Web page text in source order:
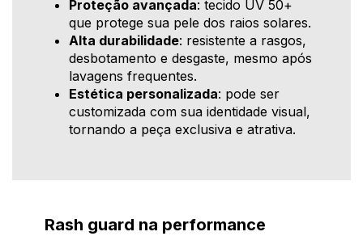
Proteção avançada: tecido UV 50+
que protege sua pele dos raios solares.
Alta durabilidade: resistente a rasgos,
desbotamento e desgaste, mesmo após
lavagens frequentes.
Estética personalizada: pode ser
customizada com sua identidade visual,
tornando a peça exclusiva e atrativa.
Rash guard na performance